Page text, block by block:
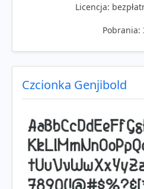
Licencja:
Pobrania:
Czcionka Genjibold